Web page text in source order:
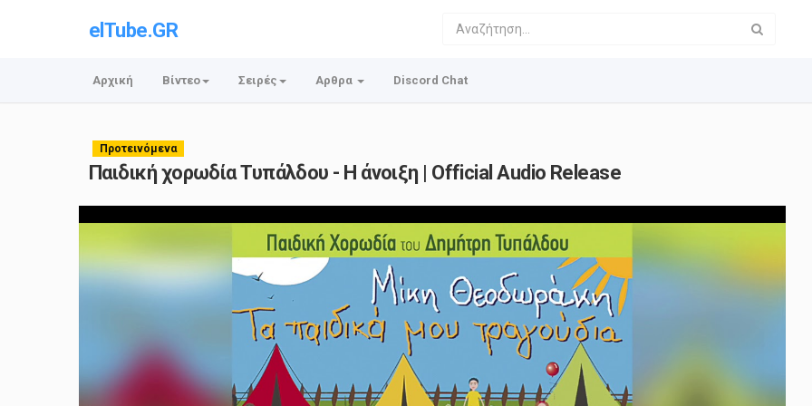
elTube.GR
Αρχική Βίντεο Σειρές Αρθρα Discord Chat
Προτεινόμενα
Παιδική χορωδία Τυπάλδου - Η άνοιξη | Official Audio Release